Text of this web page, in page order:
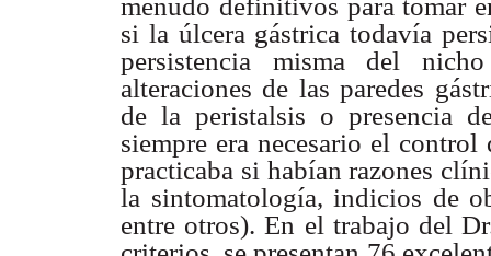
si la úlcera gástrica todavía
persistencia misma del
alteraciones de las paredes
de la peristalsis o presencia
siempre era necesario el control
practicaba si habían razones
la sintomatología, indicios de
entre otros). En el trabajo del